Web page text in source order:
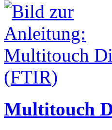
Multitouch